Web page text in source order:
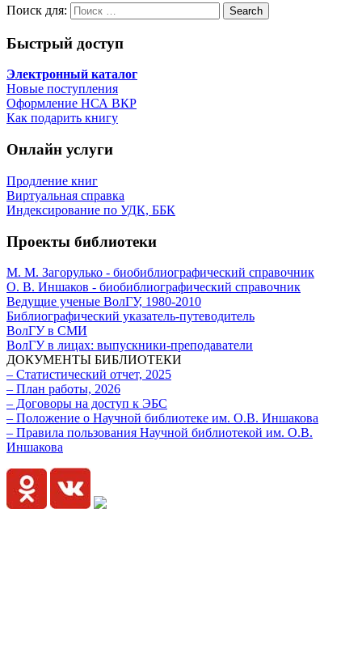
Поиск для: Search
Быстрый доступ
Электронный каталог
Новые поступления
Оформление НСА ВКР
Как подарить книгу
Онлайн услуги
Продление книг
Виртуальная справка
Индексирование по УДК, ББК
Проекты библиотеки
М. М. Загорулько - биобиблиографический справочник
О. В. Иншаков - биобиблиографический справочник
Ведущие ученые ВолГУ, 1980-2010
Библиографический указатель-путеводитель
ВолГУ в СМИ
ВолГУ в лицах: выпускники-преподаватели
ДОКУМЕНТЫ БИБЛИОТЕКИ
– Статистический отчет, 2025
– План работы, 2026
– Договоры на доступ к ЭБС
– Положение о Научной библиотеке им. О.В. Иншакова
– Правила пользования Научной библиотекой им. О.В.
Иншакова